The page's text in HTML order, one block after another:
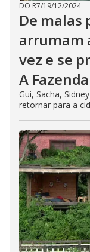
DO R7/19/12/2024
De malas
arrumam
vez e se
A
Gui, Sacha,
retornar para a